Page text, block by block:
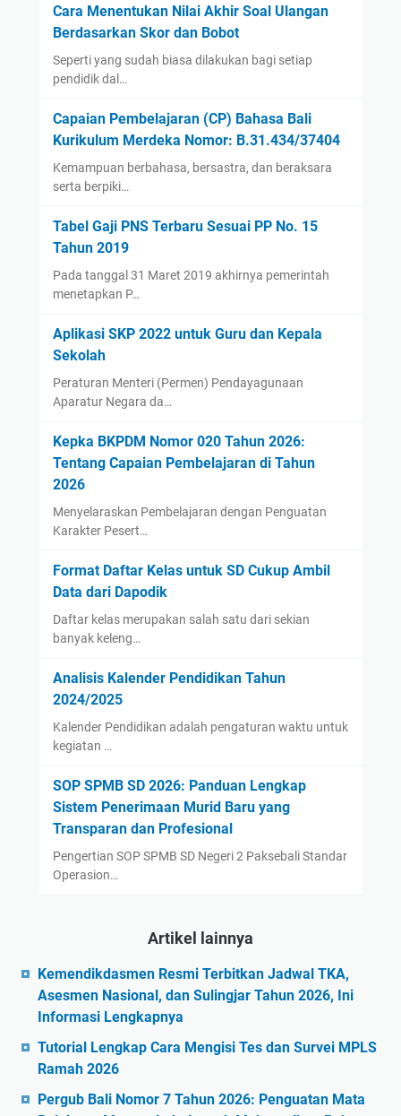
Cara Menentukan Nilai Akhir Soal Ulangan
Berdasarkan Skor dan Bobot
Seperti yang sudah biasa dilakukan bagi setiap
pendidik dal…
Capaian Pembelajaran (CP) Bahasa Bali
Kurikulum Merdeka Nomor: B.31.434/37404
Kemampuan berbahasa, bersastra, dan beraksara
serta berpiki…
Tabel Gaji PNS Terbaru Sesuai PP No. 15
Tahun 2019
Pada tanggal 31 Maret 2019 akhirnya pemerintah
menetapkan P…
Aplikasi SKP 2022 untuk Guru dan Kepala
Sekolah
Peraturan Menteri (Permen) Pendayagunaan
Aparatur Negara da…
Kepka BKPDM Nomor 020 Tahun 2026:
Tentang Capaian Pembelajaran di Tahun
2026
Menyelaraskan Pembelajaran dengan Penguatan
Karakter Pesert…
Format Daftar Kelas untuk SD Cukup Ambil
Data dari Dapodik
Daftar kelas merupakan salah satu dari sekian
banyak keleng…
Analisis Kalender Pendidikan Tahun
2024/2025
Kalender Pendidikan adalah pengaturan waktu untuk
kegiatan …
SOP SPMB SD 2026: Panduan Lengkap
Sistem Penerimaan Murid Baru yang
Transparan dan Profesional
Pengertian SOP SPMB SD Negeri 2 Paksebali Standar
Operasion…
Artikel lainnya
Kemendikdasmen Resmi Terbitkan Jadwal TKA,
Asesmen Nasional, dan Sulingjar Tahun 2026, Ini
Informasi Lengkapnya
Tutorial Lengkap Cara Mengisi Tes dan Survei MPLS
Ramah 2026
Pergub Bali Nomor 7 Tahun 2026: Penguatan Mata